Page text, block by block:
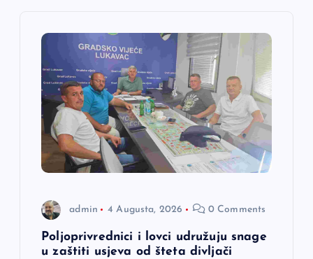
admin 4 Augusta, 2026 0 Comments
Poljoprivrednici i lovci udružuju snage
u zaštiti usjeva od šteta divljači